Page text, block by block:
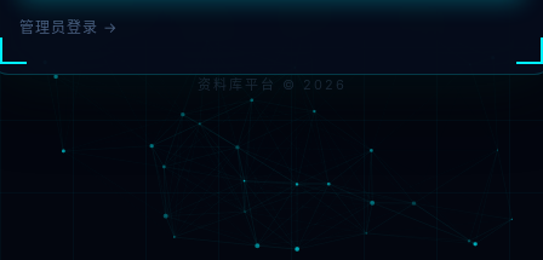
管理员登录 →
资料库平台 © 2026